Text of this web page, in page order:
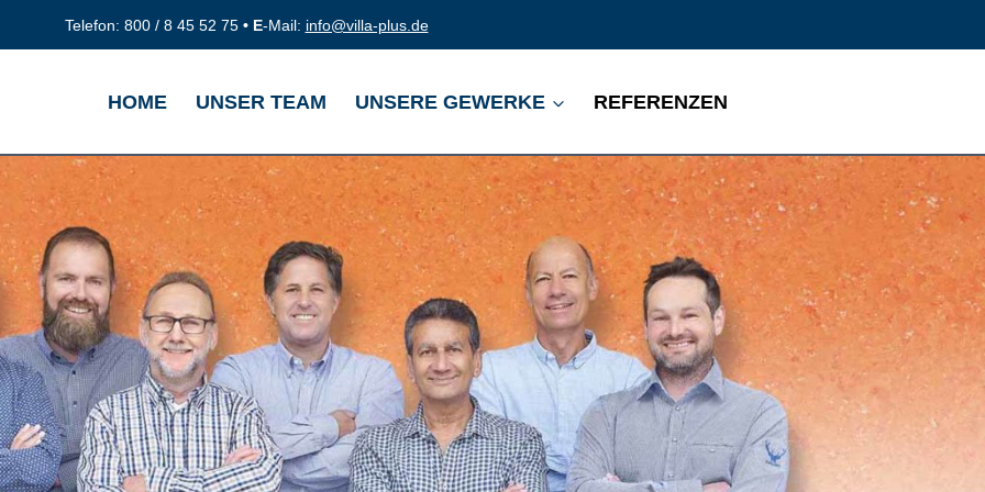
Telefon: 800 / 8 45 52 75 • E-Mail: info@villa-plus.de
HOME UNSER TEAM UNSERE GEWERKE REFERENZEN